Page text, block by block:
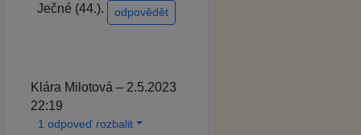
Ječné (44.).
odpovědět
Klára Milotová – 2.5.2023
22:19
1 odpoveď rozbalit